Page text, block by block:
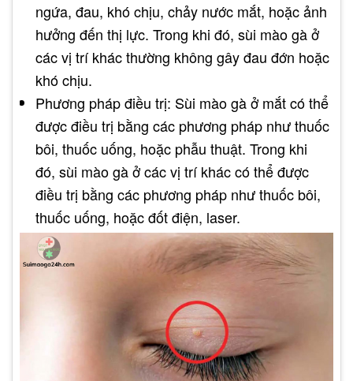
ngứa, đau, khó chịu, chảy nước mắt, hoặc ảnh
hưởng đến thị lực. Trong khi đó, sùi mào gà ở
các vị trí khác thường không gây đau đớn hoặc
khó chịu.
Phương pháp điều trị: Sùi mào gà ở mắt có thể
được điều trị bằng các phương pháp như thuốc
bôi, thuốc uống, hoặc phẫu thuật. Trong khi
đó, sùi mào gà ở các vị trí khác có thể được
điều trị bằng các phương pháp như thuốc bôi,
thuốc uống, hoặc đốt điện, laser.